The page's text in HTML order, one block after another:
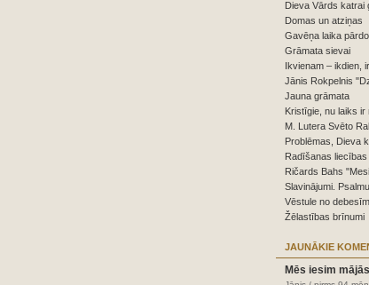
Dieva Vārds katrai
Domas un atziņas
Gavēņa laika
Grāmata sievai
Ikvienam – ikdien,
Jānis Rokpelnis
Jauna grāmata
Kristīgie, nu laiks ir
M. Lutera Svēto
Problēmas, Dieva
Radīšanas liecības
Ričards Bahs
Slavinājumi.
Vēstule no debesīm
Žēlastības brīnumi
JAUNĀKIE
Mēs iesim